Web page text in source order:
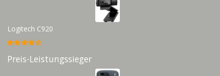
Logitech C920
Preis-Leistungssieger